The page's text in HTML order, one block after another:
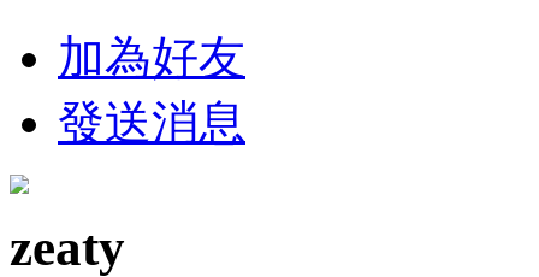
加為好友
發送消息
zeaty